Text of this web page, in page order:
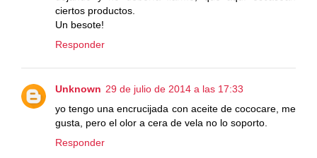
ciertos productos.
Un besote!
Responder
Unknown 29 de julio de 2014 a las 17:33
yo tengo una encrucijada con aceite de cococare, me
gusta, pero el olor a cera de vela no lo soporto.
Responder